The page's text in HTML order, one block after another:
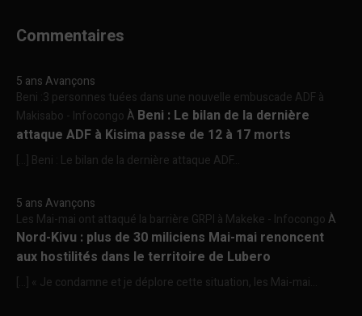
Commentaires
5 ans Avançons
Beni :3 personnes tuées dans une nouvelle embuscade ADF à
Makisabo - InfocongoÀ Beni : Le bilan de la dernière
attaque ADF à Kisima passe de 12 à 17 morts
[…] Beni : Le bilan de la dernière attaque ADF...
5 ans Avançons
Les Mai-mai ont attaqué la barrière GRPI à Makeke - InfocongoÀ
Nord-Kivu : plus de 30 miliciens Mai-mai renoncent
aux hostilités dans le territoire de Lubero
[…] « Je condamne et je déplore cette situation, les Mai-mai...